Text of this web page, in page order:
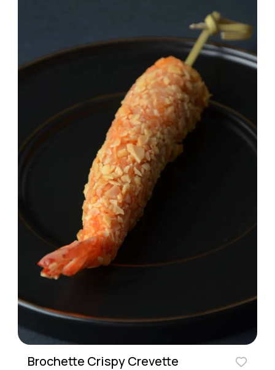
Brochette Crispy Crevette